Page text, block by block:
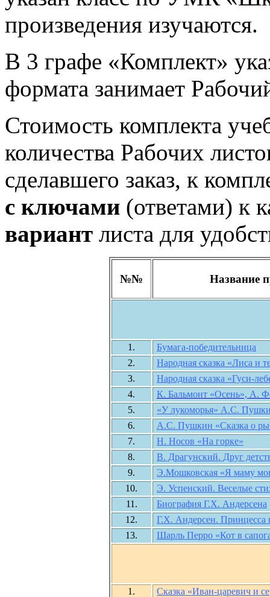
произведения изучаются.
В 3 графе «Комплект»
формата занимает
Стоимость комплекта
количества Рабочих
сделавшего заказ, к
с ключами (ответами) к
вариант листа для
№№ Название
1.
Бумага-победительница
2.
Народная сказка «Лиса и
3.
Народная сказка «Гуси-
4.
К. Бальмонт «Осень», А.
5.
«У лукоморья» А.С.
6.
А.С. Пушкин «Cказка о
7.
Н. Носов «На горке»
8.
В. Драгунский. Друг
9.
Э.Мошковская «Я маму
10.
Э. Успенский. Веселые
11.
Биография Г.Х. Андерсена
12.
Г.Х. Андерсен. Принцесса
13.
Шарль Перро «Кот в
1.
Сказка «Иван-царевич и